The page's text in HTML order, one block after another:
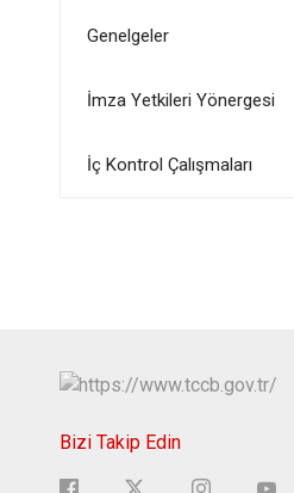
Genelgeler
İmza Yetkileri Yönergesi
İç Kontrol Çalışmaları
Bizi Takip Edin